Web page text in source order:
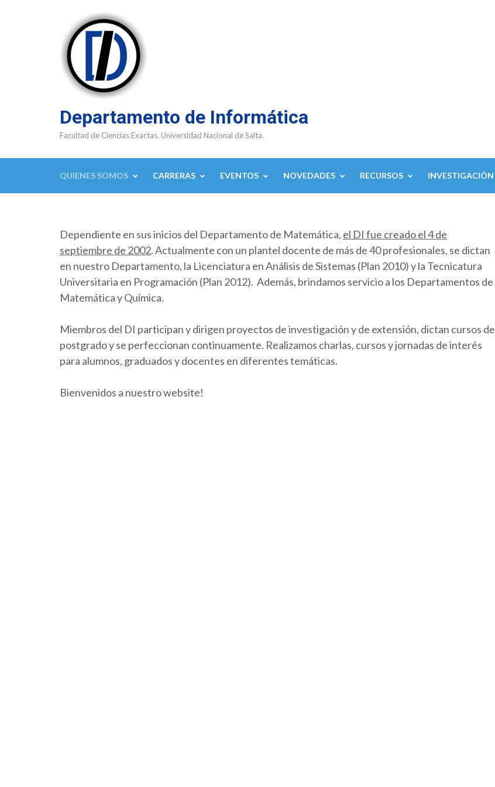
Departamento de Informática
Facultad de Ciencias Exactas. Universidad Nacional de Salta.
QUIENES SOMOS CARRERAS EVENTOS NOVEDADES RECURSOS INVESTIGACIÓN
Dependiente en sus inicios del Departamento de Matemática, el DI fue creado el 4 de
septiembre de 2002. Actualmente con un plantel docente de más de 40 profesionales, se dictan
en nuestro Departamento, la Licenciatura en Análisis de Sistemas (Plan 2010) y la Tecnicatura
Universitaria en Programación (Plan 2012). Además, brindamos servicio a los Departamentos de
Matemática y Química.
Miembros del DI participan y dirigen proyectos de investigación y de extensión, dictan cursos de
postgrado y se perfeccionan continuamente. Realizamos charlas, cursos y jornadas de interés
para alumnos, graduados y docentes en diferentes temáticas.
Bienvenidos a nuestro website!